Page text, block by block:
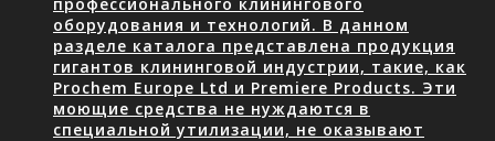
оборудования и технологий. В данном
разделе каталога представлена продукция
гигантов клининговой индустрии, такие, как
Prochem Europe Ltd и Premiere Products. Эти
моющие средства не нуждаются в
специальной утилизации, не оказывают